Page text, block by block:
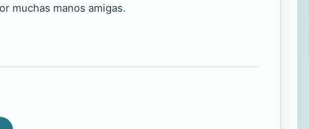
muchas manos amigas.